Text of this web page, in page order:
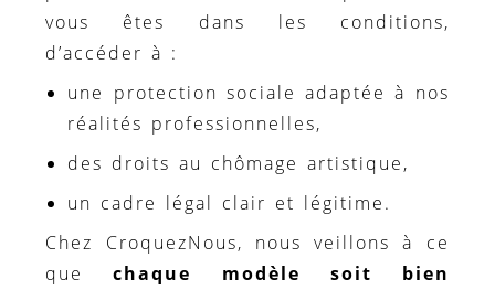
vous êtes dans les conditions,
d’accéder à :
une protection sociale adaptée à nos
réalités professionnelles,
des droits au chômage artistique,
un cadre légal clair et légitime.
Chez CroquezNous, nous veillons à ce
quechaque modèle soit bien